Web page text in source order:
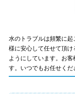
水のトラブルは頻繁に
様に安心して任せて頂
ようにしています。お
す。いつでもお任せくだ